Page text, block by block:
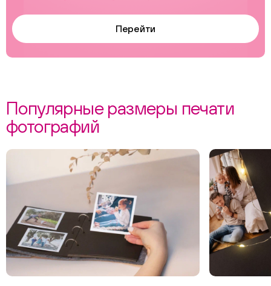
Перейти
Популярные размеры печати
фотографий